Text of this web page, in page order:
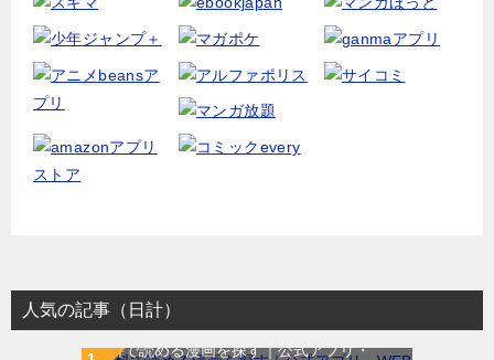
人気の記事（日計）
無料で読める漫画を探す｜公式アプリ・